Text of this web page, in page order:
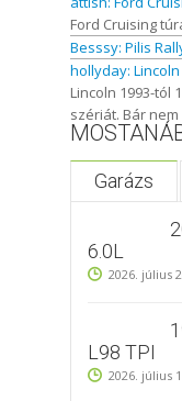
Ford Cruising
Besssy: Pilis
hollyday: Lincoln
Lincoln 1993-tól
szériát. Bár
Garázs
6.0L
2026. július
L98 TPI
2026. július